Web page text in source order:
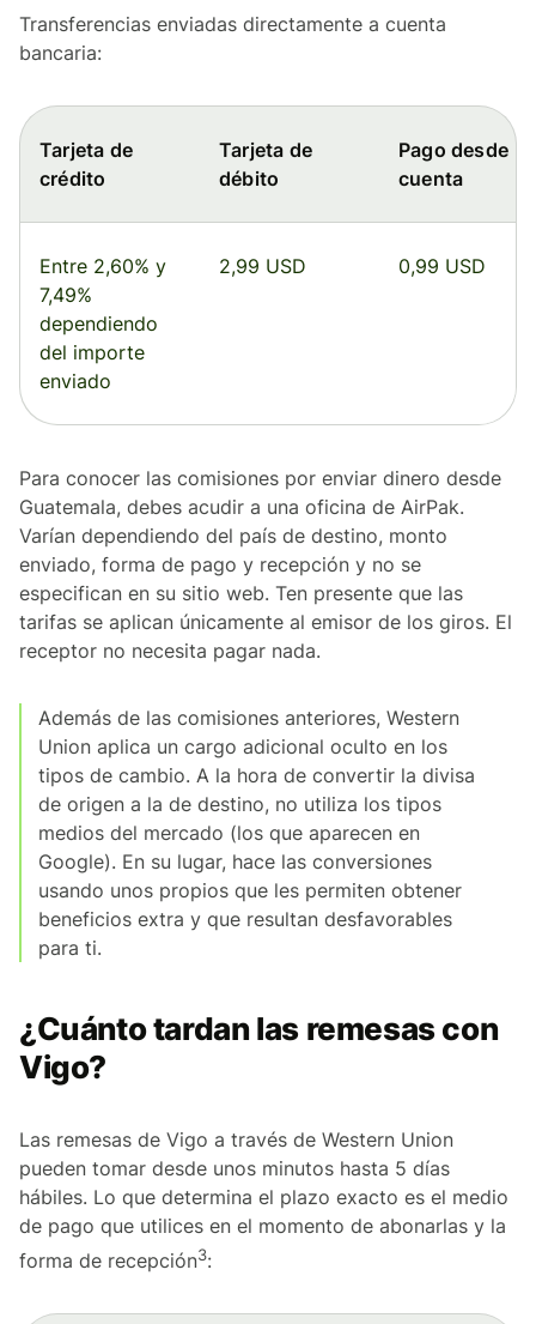
Transferencias enviadas directamente a cuenta
bancaria:
Tarjeta de
crédito
Tarjeta de
débito
Pago desde
cuenta
Entre 2,60% y
7,49%
dependiendo
del importe
enviado
2,99 USD 0,99 USD
Para conocer las comisiones por enviar dinero desde
Guatemala, debes acudir a una oficina de AirPak.
Varían dependiendo del país de destino, monto
enviado, forma de pago y recepción y no se
especifican en su sitio web. Ten presente que las
tarifas se aplican únicamente al emisor de los giros. El
receptor no necesita pagar nada.
Además de las comisiones anteriores, Western
Union aplica un cargo adicional oculto en los
tipos de cambio. A la hora de convertir la divisa
de origen a la de destino, no utiliza los tipos
medios del mercado (los que aparecen en
Google). En su lugar, hace las conversiones
usando unos propios que les permiten obtener
beneficios extra y que resultan desfavorables
para ti.
¿Cuánto tardan las remesas con
Vigo?
Las remesas de Vigo a través de Western Union
pueden tomar desde unos minutos hasta 5 días
hábiles. Lo que determina el plazo exacto es el medio
de pago que utilices en el momento de abonarlas y la
forma de recepción3: